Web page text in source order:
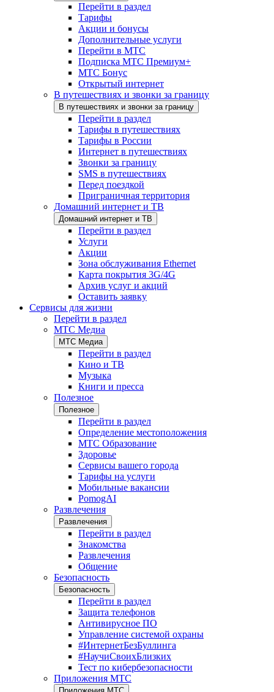
Перейти в раздел
Тарифы
Акции и бонусы
Дополнительные услуги
Перейти в МТС
Подписка МТС Премиум+
МТС Бонус
Открытый интернет
В путешествиях и звонки за границу
В путешествиях и звонки за границу
Перейти в раздел
Тарифы в путешествиях
Тарифы в России
Интернет в путешествиях
Звонки за границу
SMS в путешествиях
Перед поездкой
Приграничная территория
Домашний интернет и ТВ
Домашний интернет и ТВ
Перейти в раздел
Услуги
Акции
Зона обслуживания Ethernet
Карта покрытия 3G/4G
Архив услуг и акций
Оставить заявку
Сервисы для жизни
Перейти в раздел
МТС Медиа
МТС Медиа
Перейти в раздел
Кино и ТВ
Музыка
Книги и пресса
Полезное
Полезное
Перейти в раздел
Определение местоположения
МТС Образование
Здоровье
Сервисы вашего города
Тарифы на услуги
Мобильные вакансии
PomogAI
Развлечения
Развлечения
Перейти в раздел
Знакомства
Развлечения
Общение
Безопасность
Безопасность
Перейти в раздел
Защита телефонов
Антивирусное ПО
Управление системой охраны
#ИнтернетБезБуллинга
#НаучиСвоихБлизких
Тест по кибербезопасности
Приложения МТС